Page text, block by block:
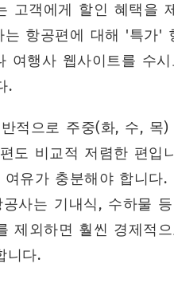
고객에게 할인 혜택을
항공편에 대해 '특가'
여행사 웹사이트를 수
.
적으로 주중(화, 수, 목
도 비교적 저렴한 편입
유가 충분해야 합니다
사는 기내식, 수하물
제외하면 훨씬 경제적
니다.